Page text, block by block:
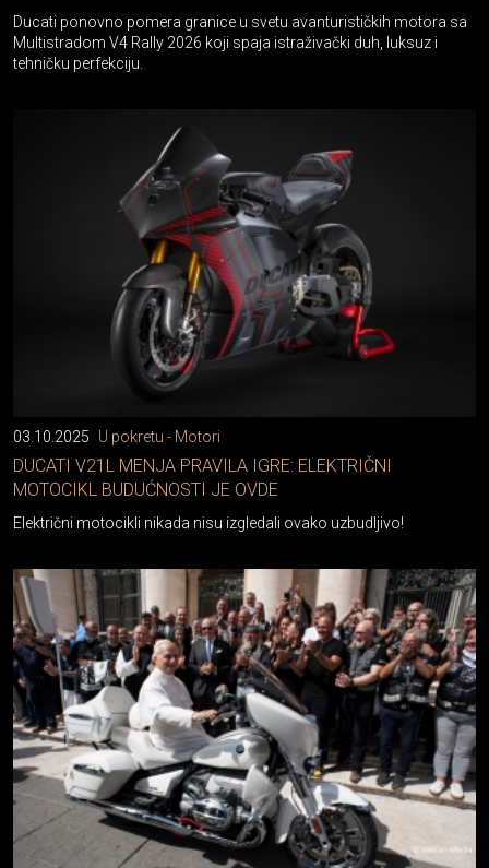
Ducati ponovno pomera granice u svetu avanturističkih motora sa
Multistradom V4 Rally 2026 koji spaja istraživački duh, luksuz i
tehničku perfekciju.
03.10.2025 U pokretu - Motori
DUCATI V21L MENJA PRAVILA IGRE: ELEKTRIČNI
MOTOCIKL BUDUĆNOSTI JE OVDE
Električni motocikli nikada nisu izgledali ovako uzbudljivo!